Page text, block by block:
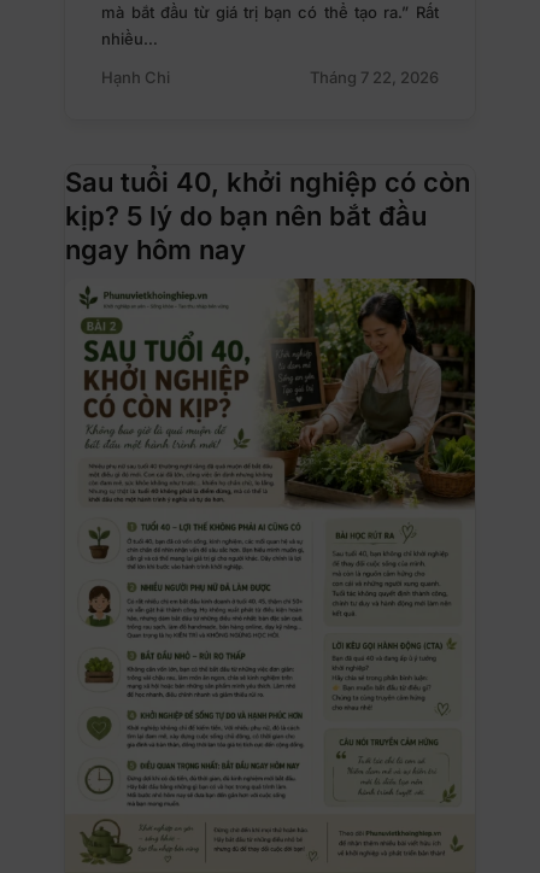
mà bắt đầu từ giá trị bạn có thể tạo ra.” Rất
nhiều…
Hạnh Chi
Tháng 7 22, 2026
Sau tuổi 40, khởi nghiệp có còn
kịp? 5 lý do bạn nên bắt đầu
ngay hôm nay